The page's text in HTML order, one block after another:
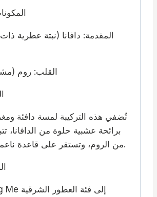
✨
المقدمة: دافانا (نبتة عطرية
القلب: روم
تُضفي هذه التركيبة لمسة دافئة
برائحة عشبية حلوة من الدافانا،
من الروم، وتستقر على قاعدة ناعمة من الفانيليا.